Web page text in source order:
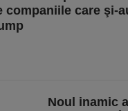
companiile care şi-
Noul inamic